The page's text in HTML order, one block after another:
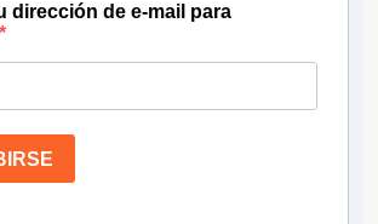
dirección de e-mail para